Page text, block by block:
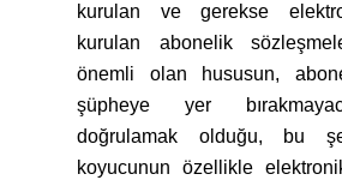
kurulan ve gerekse
kurulan abonelik
önemli olan hususun,
şüpheye yer
doğrulamak olduğu, bu
koyucunun özellikle